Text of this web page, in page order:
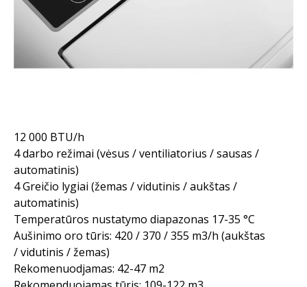
12 000 BTU/h
4 darbo režimai (vėsus / ventiliatorius / sausas /
automatinis)
4 Greičio lygiai (žemas / vidutinis / aukštas /
automatinis)
Temperatūros nustatymo diapazonas 17-35 °C
Aušinimo oro tūris: 420 / 370 / 355 m3/h (aukštas
/ vidutinis / žemas)
Rekomenuodjamas: 42-47 m2